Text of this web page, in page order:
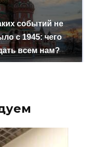
событий не
с 1945: чего
всем нам?